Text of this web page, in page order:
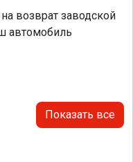
возврат заводской
автомобиль
Показать все